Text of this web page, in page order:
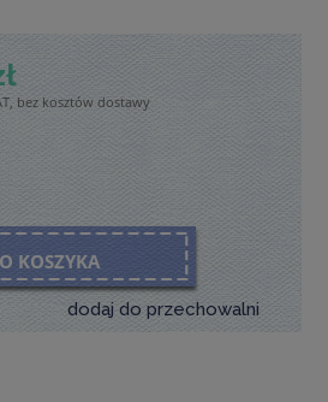
bez kosztów dostawy
KOSZYKA
dodaj do przechowalni